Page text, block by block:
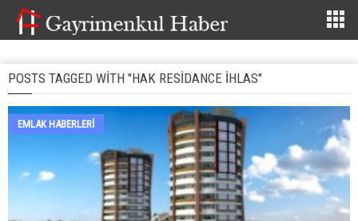
POSTS TAGGED WITH "HAK RESIDANCE İHLAS"
EMLAK HABERLERI